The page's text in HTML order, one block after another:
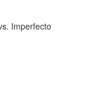
Imperfecto